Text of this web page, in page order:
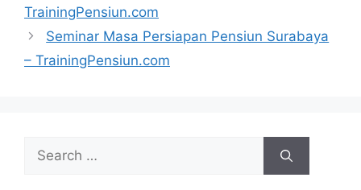
TrainingPensiun.com
Seminar Masa Persiapan Pensiun Surabaya
– TrainingPensiun.com
Search
for: